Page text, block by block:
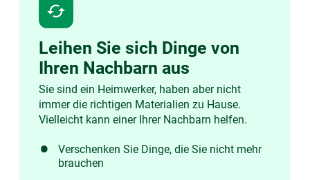
cached
Leihen Sie sich Dinge von
Ihren Nachbarn aus
Sie sind ein Heimwerker, haben aber nicht
immer die richtigen Materialien zu Hause.
Vielleicht kann einer Ihrer Nachbarn helfen.
Verschenken Sie Dinge, die Sie nicht mehr
brauchen